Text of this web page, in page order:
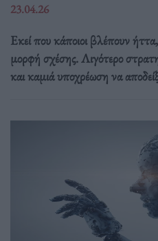
23.04.26
Εκεί που κάποιοι βλέπουν
μορφή σχέσης. Λιγότερο
και καμιά υποχρέωση να